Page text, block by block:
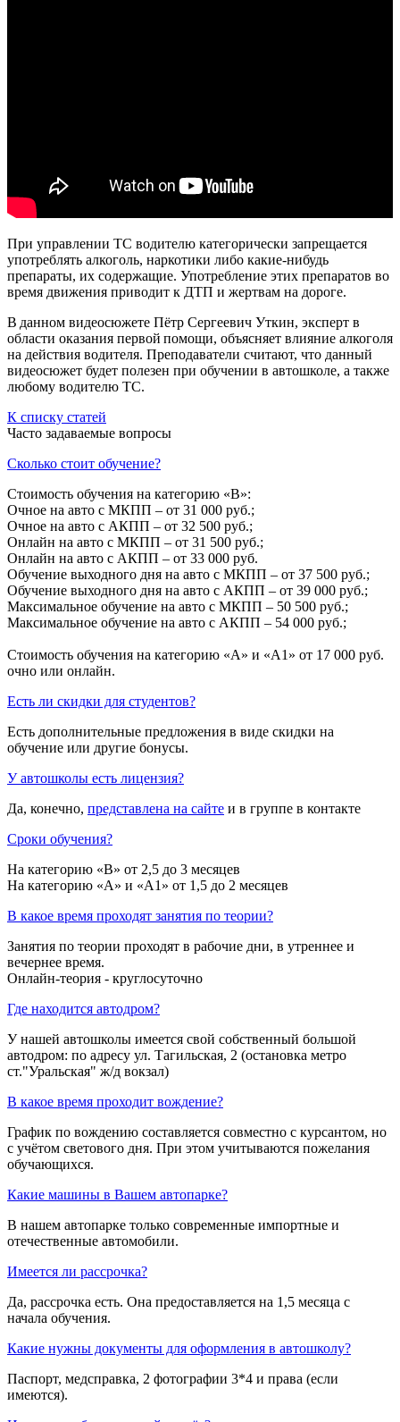
При управлении ТС водителю категорически запрещается
употреблять алкоголь, наркотики либо какие-нибудь
препараты, их содержащие. Употребление этих препаратов во
время движения приводит к ДТП и жертвам на дороге.
В данном видеосюжете Пётр Сергеевич Уткин, эксперт в
области оказания первой помощи, объясняет влияние алкоголя
на действия водителя. Преподаватели считают, что данный
видеосюжет будет полезен при обучении в автошколе, а также
любому водителю ТС.
К списку статей
Часто задаваемые вопросы
Сколько стоит обучение?
Стоимость обучения на категорию «B»:
Очное на авто с МКПП – от 31 000 руб.;
Очное на авто с АКПП – от 32 500 руб.;
Онлайн на авто с МКПП – от 31 500 руб.;
Онлайн на авто с АКПП – от 33 000 руб.
Обучение выходного дня на авто с МКПП – от 37 500 руб.;
Обучение выходного дня на авто с АКПП – от 39 000 руб.;
Максимальное обучение на авто с МКПП – 50 500 руб.;
Максимальное обучение на авто с АКПП – 54 000 руб.;
Стоимость обучения на категорию «A» и «A1» от 17 000 руб.
очно или онлайн.
Есть ли скидки для студентов?
Есть дополнительные предложения в виде скидки на
обучение или другие бонусы.
У автошколы есть лицензия?
Да, конечно, представлена на сайте и в группе в контакте
Сроки обучения?
На категорию «B» от 2,5 до 3 месяцев
На категорию «A» и «A1» от 1,5 до 2 месяцев
В какое время проходят занятия по теории?
Занятия по теории проходят в рабочие дни, в утреннее и
вечернее время.
Онлайн-теория - круглосуточно
Где находится автодром?
У нашей автошколы имеется свой собственный большой
автодром: по адресу ул. Тагильская, 2 (остановка метро
ст."Уральская" ж/д вокзал)
В какое время проходит вождение?
График по вождению составляется совместно с курсантом, но
с учётом светового дня. При этом учитываются пожелания
обучающихся.
Какие машины в Вашем автопарке?
В нашем автопарке только современные импортные и
отечественные автомобили.
Имеется ли рассрочка?
Да, рассрочка есть. Она предоставляется на 1,5 месяца с
начала обучения.
Какие нужны документы для оформления в автошколу?
Паспорт, медсправка, 2 фотографии 3*4 и права (если
имеются).